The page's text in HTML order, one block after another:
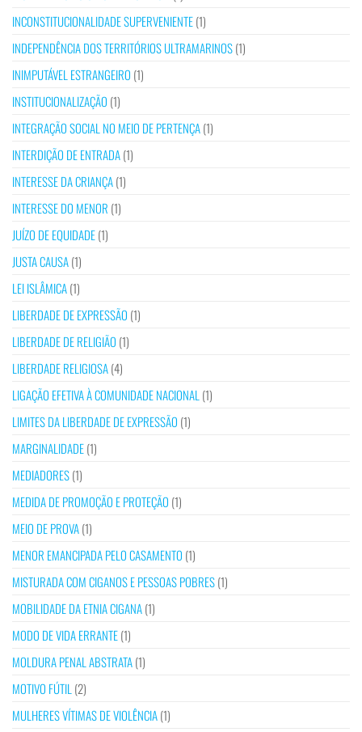
INCONSTITUCIONALIDADE SUPERVENIENTE(1)
INDEPENDÊNCIA DOS TERRITÓRIOS ULTRAMARINOS(1)
INIMPUTÁVEL ESTRANGEIRO (1)
INSTITUCIONALIZAÇÃO (1)
INTEGRAÇÃO SOCIAL NO MEIO DE PERTENÇA(1)
INTERDIÇÃO DE ENTRADA(1)
INTERESSE DA CRIANÇA(1)
INTERESSE DO MENOR (1)
JUÍZO DE EQUIDADE(1)
JUSTA CAUSA(1)
LEI ISLÂMICA(1)
LIBERDADE DE EXPRESSÃO (1)
LIBERDADE DE RELIGIÃO (1)
LIBERDADE RELIGIOSA(4)
LIGAÇÃO EFETIVA À COMUNIDADE NACIONAL (1)
LIMITES DA LIBERDADE DE EXPRESSÃO (1)
MARGINALIDADE(1)
MEDIADORES(1)
MEDIDA DE PROMOÇÃO E PROTEÇÃO (1)
MEIO DE PROVA(1)
MENOR EMANCIPADA PELO CASAMENTO (1)
MISTURADA COM CIGANOS E PESSOAS POBRES(1)
MOBILIDADE DA ETNIA CIGANA(1)
MODO DE VIDA ERRANTE(1)
MOLDURA PENAL ABSTRATA(1)
MOTIVO FÚTIL (2)
MULHERES VÍTIMAS DE VIOLÊNCIA(1)